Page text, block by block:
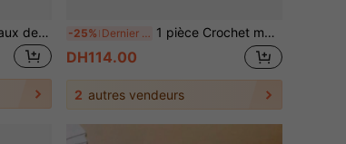
24 pièces Autocollants muraux de miroir de cercle en acrylique, art mural d'autocollants de miroir DIY pour la décoration de chambre à coucher de salle de bain de maison de salon -25% Dernier jour 1 pièce Crochet mural pliable robuste - Durable et gain d'espace - Support polyvalent pour manteau, serviette, clé et linge - Montage facile pour la salle de bain, la porte d'entrée et le placard
DH114.00
2 autres vendeurs